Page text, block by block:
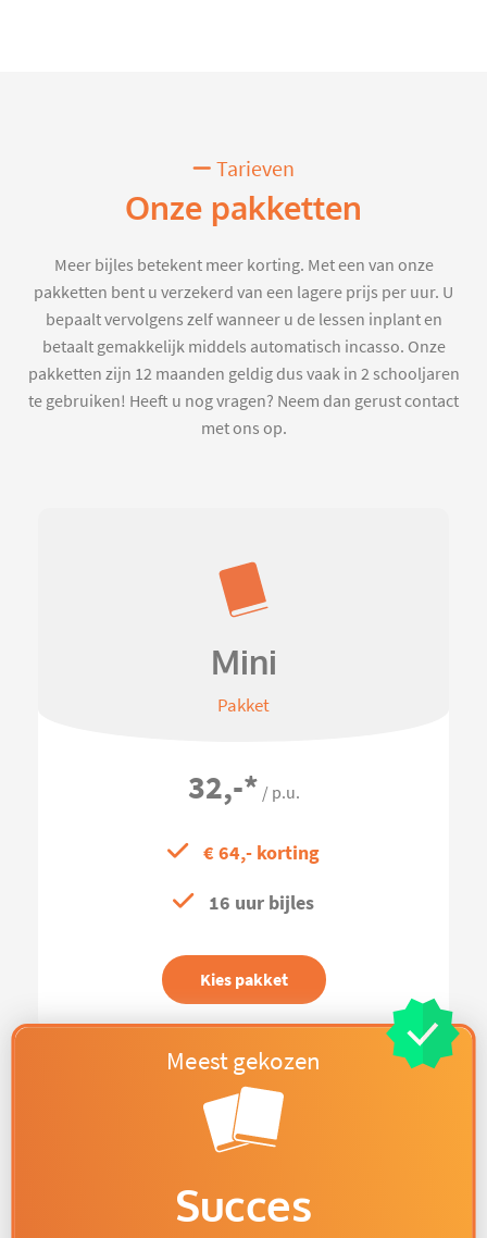
Tarieven
Onze pakketten
Meer bijles betekent meer korting. Met een van onze
pakketten bent u verzekerd van een lagere prijs per uur. U
bepaalt vervolgens zelf wanneer u de lessen inplant en
betaalt gemakkelijk middels automatisch incasso. Onze
pakketten zijn 12 maanden geldig dus vaak in 2 schooljaren
te gebruiken! Heeft u nog vragen? Neem dan gerust contact
met ons op.
Mini
Pakket
32,-* / p.u.
€ 64,- korting
16 uur bijles
Kies pakket
Succes